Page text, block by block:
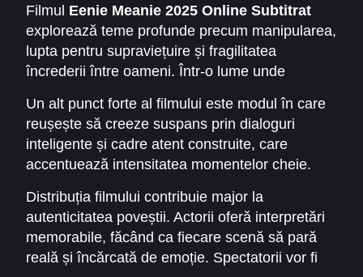
TERMENI ȘI CONDIȚII
CONTACT
Povestea filmului se construiește în jurul unor
personaje complexe, prinse într-un joc periculos
al minciunilor și al deciziilor fatale, unde fiecare
alegere poate însemna diferența dintre viață și
moarte.
Filmul Eenie Meanie 2025 Online Subtitrat
explorează teme profunde precum manipularea,
lupta pentru supraviețuire și fragilitatea
încrederii între oameni. Într-o lume unde
sub presiune, spectatorii sunt provocați să
rămână atenți la fiecare detaliu. Ritmul alert și
atmosfera tensionată te vor ține lipit de ecran
până la ultima scenă.
Un alt punct forte al filmului este modul în care
reușește să creeze suspans prin dialoguri
inteligente și cadre atent construite, care
accentuează intensitatea momentelor cheie.
doar un simplu thriller, ci o experiență
cinematografică ce pune sub semnul întrebării
valorile morale și puterea de decizie a fiecărui
individ.
Distribuția filmului contribuie major la
autenticitatea poveștii. Actorii oferă interpretări
memorabile, făcând ca fiecare scenă să pară
reală și încărcată de emoție. Spectatorii vor fi